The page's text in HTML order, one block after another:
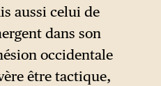
aussi celui de
dans son
occidentale
être tactique,